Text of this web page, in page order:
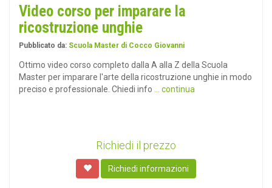
Video corso per imparare la
ricostruzione unghie
Pubblicato da: Scuola Master di Cocco Giovanni
Ottimo video corso completo dalla A alla Z della Scuola
Master per imparare l'arte della ricostruzione unghie in modo
preciso e professionale. Chiedi info
... continua
Richiedi il prezzo
Richiedi informazioni